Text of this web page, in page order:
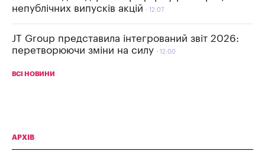
непублічних випусків акцій
12:07
JT Group представила інтегрований звіт 2026:
перетворюючи зміни на силу
12:00
ВСІ НОВИНИ
АРХІВ